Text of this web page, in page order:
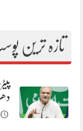
تازہ ترین